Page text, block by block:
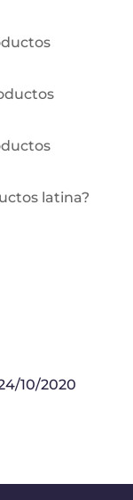
latina?
10/2020